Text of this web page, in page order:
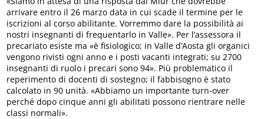
arrivare entro il 26 marzo data in cui scade il termine per le
iscrizioni al corso abilitante. Vorremmo dare la possibilità ai
nostri insegnanti di frequentarlo in Valle». Per l’assessora il
precariato esiste ma «è fisiologico; in Valle d’Aosta gli organici
vengono rivisti ogni anno e i posti vacanti integrati; su 2700
insegnanti di ruolo i precari sono 94». Più problematico il
reperimento di docenti di sostegno; il fabbisogno è stato
calcolato in 90 unità. «Abbiamo un importante turn-over
perché dopo cinque anni gli abilitati possono rientrare nelle
classi normali».